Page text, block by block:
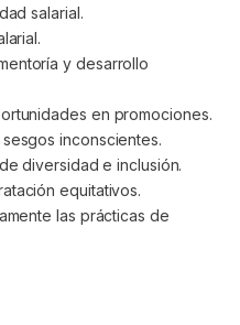
salarial.
y desarrollo
en promociones.
inconscientes.
diversidad e inclusión.
equitativos.
las prácticas de